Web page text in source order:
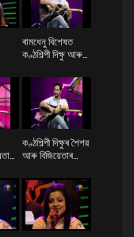
JULY | 2018 |
PROMO 2
ৰামধেনু বিশেষত
কণ্ঠশিল্পী দিক্ষু আৰু
5 |
RAMDHENU_BIXESH
কণ্ঠশিল্পী দিক্ষুৰ শৈশৱ
আৰু বিজিয়েতাৰ
2 |
RAMDHENU_BIXESH